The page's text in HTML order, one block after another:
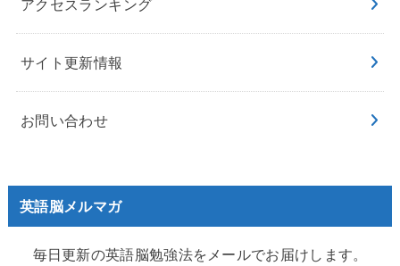
アクセスランキング
サイト更新情報
お問い合わせ
英語脳メルマガ
毎日更新の英語脳勉強法をメールでお届けします。